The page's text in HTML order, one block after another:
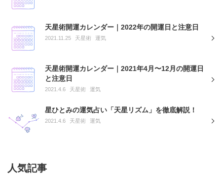
天星術開運カレンダー｜2022年の開運日と注意日
2021.11.25 天星術 運気
天星術開運カレンダー｜2021年4月〜12月の開運日
と注意日
2021.4.6 天星術 運気
星ひとみの運気占い「天星リズム」を徹底解説！
2021.4.6 天星術 運気
人気記事